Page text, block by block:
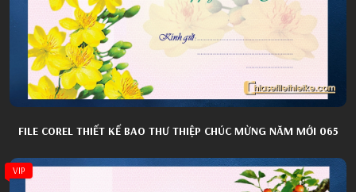
FILE COREL THIẾT KẾ BAO THƯ THIỆP CHÚC MỪNG NĂM MỚI 065
VIP